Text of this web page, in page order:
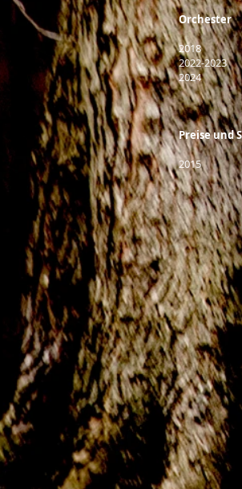
Orchester
2018
2022-2023
2024
Preise und
2015